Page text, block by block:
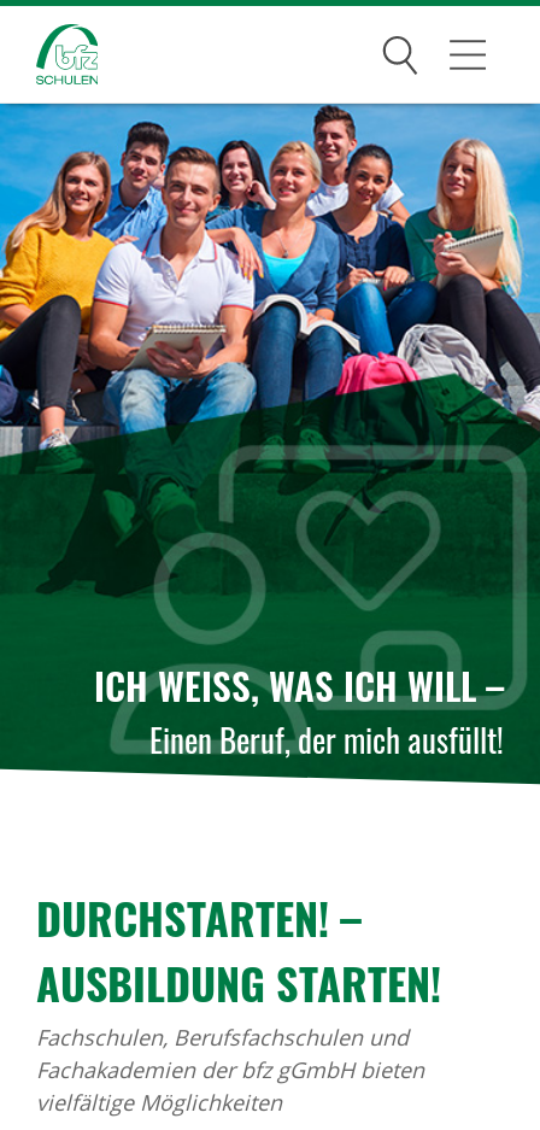
Suchen
Traumberufe
Wer wir sind
Infos
Jobs
Standorte
News Archiv
ICH WEISS, WAS ICH WILL –
Einen Beruf, der mich ausfüllt!
DURCHSTARTEN! –
AUSBILDUNG STARTEN!
Fachschulen, Berufsfachschulen und
Fachakademien der bfz gGmbH bieten
vielfältige Möglichkeiten